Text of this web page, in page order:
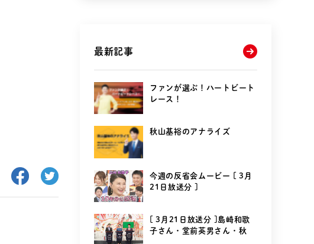
最新記事
ファンが選ぶ！ハートビート
レース！
秋山基裕のアナライズ
今週の反省会ムービー [ 3月
21日放送分 ]
[ 3月21日放送分 ]島崎和歌
子さん・堂前英男さん・秋